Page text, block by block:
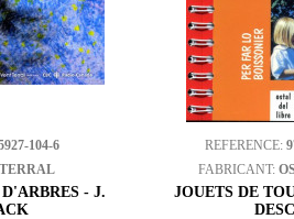
104-6
- J.
REFERENCE:
FABRICANT:
JOUETS DE